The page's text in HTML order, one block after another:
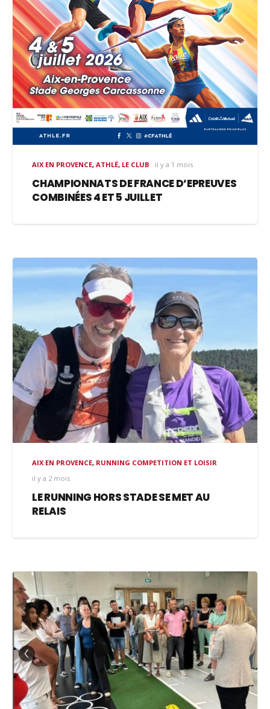
AIX EN PROVENCE,ATHLÉ, LE CLUB il y a 1 mois
CHAMPIONNATS DE FRANCE D’EPREUVES
COMBINÉES 4 ET 5 JUILLET
AIX EN PROVENCE, RUNNING COMPETITION ET LOISIR
il y a 2 mois
LE RUNNING HORS STADE SE MET AU
RELAIS